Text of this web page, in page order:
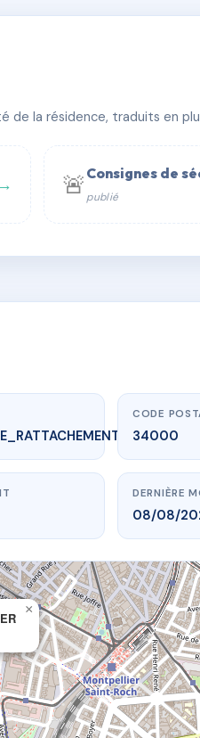
la résidence, traduits en
→ 🚨 Consignes de
publié
CODE
34000
DERNIÈRE
08/08/
×